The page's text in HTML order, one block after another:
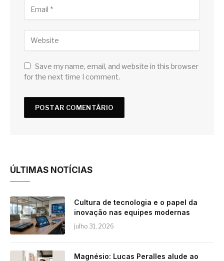
Save my name, email, and website in this browser
for the next time I comment.
ÚLTIMAS NOTÍCIAS
Cultura de tecnologia e o papel da
inovação nas equipes modernas
julho 31, 2026
Magnésio: Lucas Peralles alude ao